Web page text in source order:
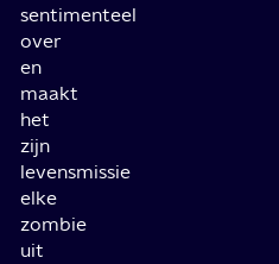
sentimenteel
over
en
maakt
het
zijn
levensmissie
elke
zombie
uit